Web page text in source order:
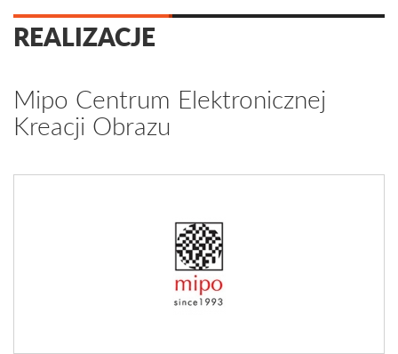
REALIZACJE
Mipo Centrum Elektronicznej
Kreacji Obrazu